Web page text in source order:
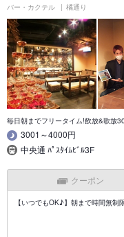
バー・カクテル 橘通り
毎日朝までフリータイム!飲放&歌放
3001～4000円
中央通 ﾊﾟｽﾀｲﾑﾋﾞﾙ3F
クーポン
【いつでもOK♪】朝まで時